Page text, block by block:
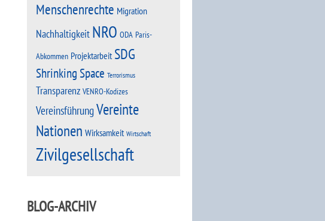
Menschenrechte Migration
Nachhaltigkeit NRO ODA Paris-
Abkommen Projektarbeit SDG
Shrinking Space Terrorismus
Transparenz VENRO-Kodizes
VereinsführungVereinte
Nationen Wirksamkeit Wirtschaft
Zivilgesellschaft
BLOG-ARCHIV